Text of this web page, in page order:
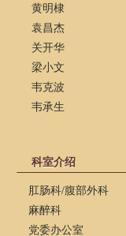
黄明棣
袁昌杰
关开华
梁小文
韦克波
韦承生
科室介绍
肛肠科/腹部外科
麻醉科
党委办公室